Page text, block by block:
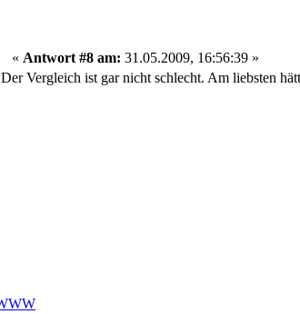
« Antwort #8 am: 31.05.2009, 16:56:39 »
Der Vergleich ist gar nicht schlecht. Am liebsten